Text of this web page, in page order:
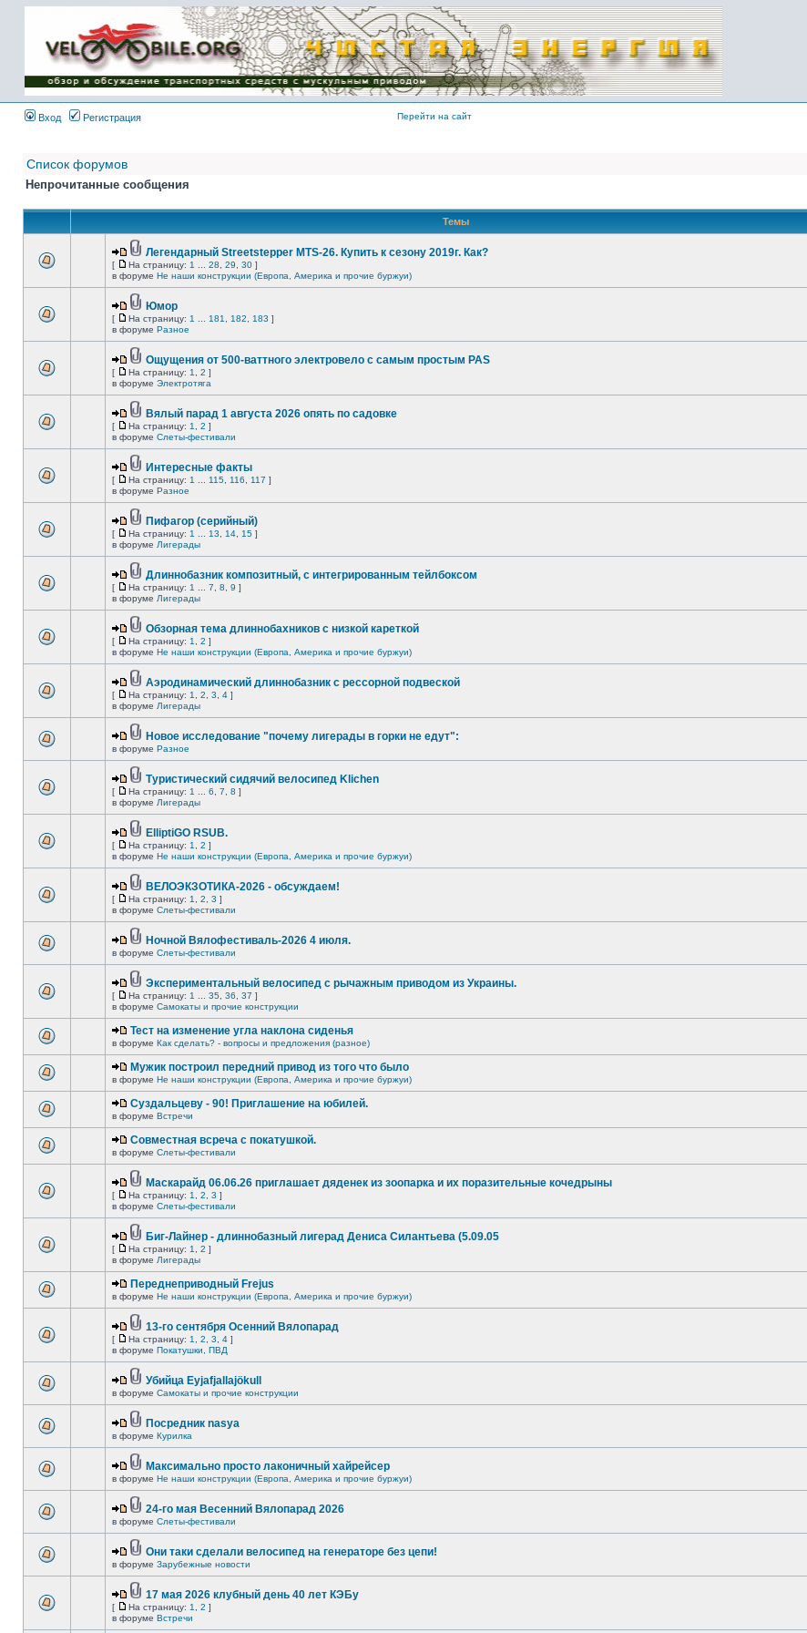
Имя пользователя:
Пароль:
{ LOG_ME_IN_SHORT
}
Вход Регистрация Перейти на сайт
Список форумов
Непрочитанные сообщения
Темы
Легендарный Streetstepper MTS-26. Купить к сезону 2019г. Как?
[ На страницу: 1 28 29 30 ]
в форуме Не наши конструкции (Европа, Америка и прочие буржуи)
Юмор
[ На страницу: 1 181 182 183 ]
в форуме Разное
Ощущения от 500-ваттного электровело с самым простым PAS
[ На страницу: 1 2 ]
в форуме Электротяга
Вялый парад 1 августа 2026 опять по садовке
[ На страницу: 1 2 ]
в форуме Слеты-фестивали
Интересные факты
[ На страницу: 1 115 116 117 ]
в форуме Разное
Пифагор (серийный)
[ На страницу: 1 13 14 15 ]
в форуме Лигерады
Длиннобазник композитный, с интегрированным тейлбоксом
[ На страницу: 1 7 8 9 ]
в форуме Лигерады
Обзорная тема длиннобахников с низкой кареткой
[ На страницу: 1 2 ]
в форуме Не наши конструкции (Европа, Америка и прочие буржуи)
Аэродинамический длиннобазник с рессорной подвеской
[ На страницу: 1 2 3 4 ]
в форуме Лигерады
Новое исследование "почему лигерады в горки не едут":
в форуме Разное
Туристический сидячий велосипед Klichen
[ На страницу: 1 6 7 8 ]
в форуме Лигерады
ElliptiGO RSUB.
[ На страницу: 1 2 ]
в форуме Не наши конструкции (Европа, Америка и прочие буржуи)
ВЕЛОЭКЗОТИКА-2026 - обсуждаем!
[ На страницу: 1 2 3 ]
в форуме Слеты-фестивали
Ночной Вялофестиваль-2026 4 июля.
в форуме Слеты-фестивали
Экспериментальный велосипед с рычажным приводом из Украины.
[ На страницу: 1 35 36 37 ]
в форуме Самокаты и прочие конструкции
Тест на изменение угла наклона сиденья
в форуме Как сделать? - вопросы и предложения (разное)
Мужик построил передний привод из того что было
в форуме Не наши конструкции (Европа, Америка и прочие буржуи)
Суздальцеву - 90! Приглашение на юбилей.
в форуме Встречи
Совместная всреча с покатушкой.
в форуме Слеты-фестивали
Маскарайд 06.06.26 приглашает дяденек из зоопарка и их поразительные кочедрыны
[ На страницу: 1 2 3 ]
в форуме Слеты-фестивали
Биг-Лайнер - длиннобазный лигерад Дениса Силантьева (5.09.05
[ На страницу: 1 2 ]
в форуме Лигерады
Переднеприводный Frejus
в форуме Не наши конструкции (Европа, Америка и прочие буржуи)
13-го сентября Осенний Вялопарад
[ На страницу: 1 2 3 4 ]
в форуме Покатушки, ПВД
Убийца Eyjafjallajökull
в форуме Самокаты и прочие конструкции
Посредник nasya
в форуме Курилка
Максимально просто лаконичный хайрейсер
в форуме Не наши конструкции (Европа, Америка и прочие буржуи)
24-го мая Весенний Вялопарад 2026
в форуме Слеты-фестивали
Они таки сделали велосипед на генераторе без цепи!
в форуме Зарубежные новости
17 мая 2026 клубный день 40 лет КЭБу
[ На страницу: 1 2 ]
в форуме Встречи